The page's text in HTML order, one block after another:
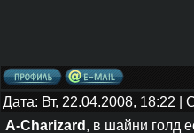
Дата: Вт, 22.04.2008, 18:22
A-Charizard, в шайни голд